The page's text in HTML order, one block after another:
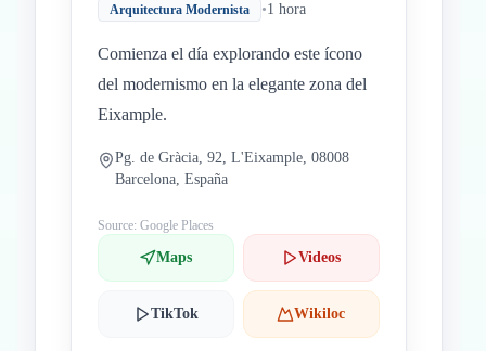
Arquitectura Modernista •1 hora
Comienza el día explorando este ícono
del modernismo en la elegante zona del
Eixample.
Pg. de Gràcia, 92, L'Eixample, 08008
Barcelona, España
Source: Google Places
Maps Videos
TikTok Wikiloc